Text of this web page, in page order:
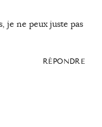
je ne peux juste pas
RÉPONDRE